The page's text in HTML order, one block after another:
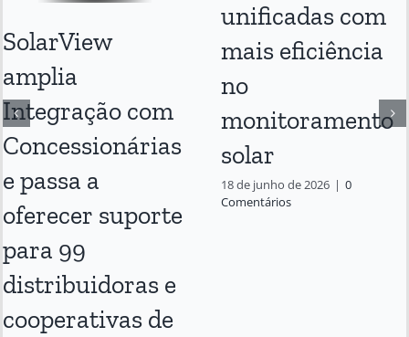
SolarView
amplia
Integração com
Concessionárias
e passa a
oferecer suporte
para 99
distribuidoras e
cooperativas de
unificadas com
mais eficiência
no
monitoramento
solar
18 de junho de 2026 | 0
Comentários